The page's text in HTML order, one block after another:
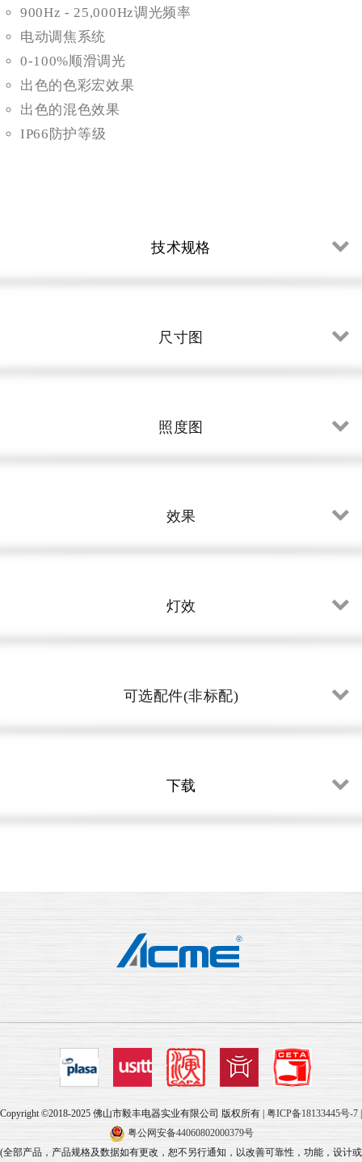
900Hz - 25,000Hz调光频率
电动调焦系统
0-100%顺滑调光
出色的色彩宏效果
出色的混色效果
IP66防护等级
技术规格
尺寸图
照度图
效果
灯效
可选配件(非标配)
下载
Copyright ©2018-2025 佛山市毅丰电器实业有限公司 版权所有 | 粤ICP备18133445号-7 |
粤公网安备44060802000379号
(全部产品，产品规格及数据如有更改，恕不另行通知，以改善可靠性，功能，设计或